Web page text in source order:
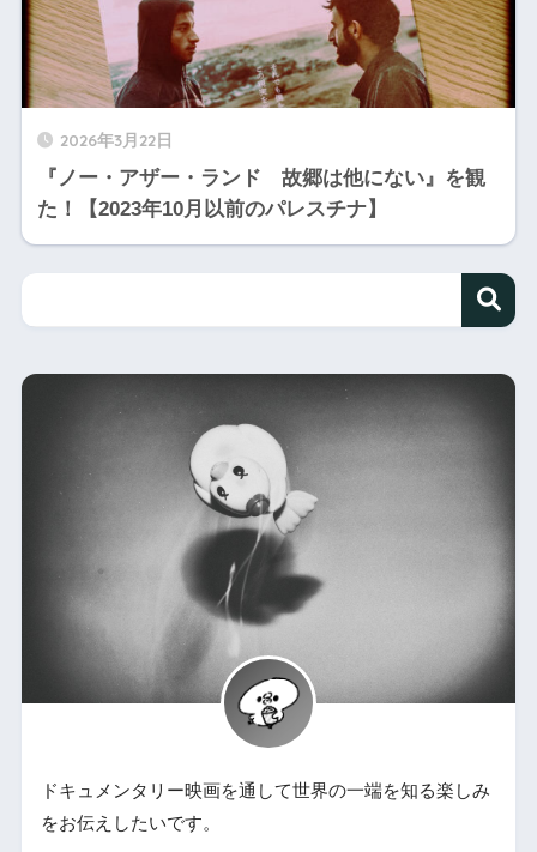
2026年3月22日
『ノー・アザー・ランド 故郷は他にない』を観
た！【2023年10月以前のパレスチナ】
ドキュメンタリー映画を通して世界の一端を知る楽しみ
をお伝えしたいです。